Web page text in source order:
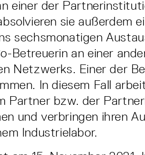
einer der
sie außerdem
sechsmonatigen
Betreuerin an einer
Netzwerks. Einer der
In diesem Fall
Partner bzw. der
und verbringen ihren
Industrielabor.